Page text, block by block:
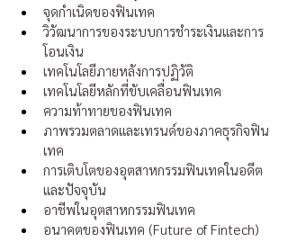
จุดกำเนิดของฟินเทค
วิวัฒนาการของระบบการชำระเงินและการ
โอนเงิน
เทคโนโลยีภายหลังการปฏิวัติ
เทคโนโลยีหลักที่ขับเคลื่อนฟินเทค
ความท้าทายของฟินเทค
ภาพรวมตลาดและเทรนด์ของภาคธุรกิจฟิน
เทค
การเติบโตของอุตสาหกรรมฟินเทคในอดีต
และปัจจุบัน
อาชีพในอุตสาหกรรมฟินเทค
อนาคตของฟินเทค (Future of Fintech)